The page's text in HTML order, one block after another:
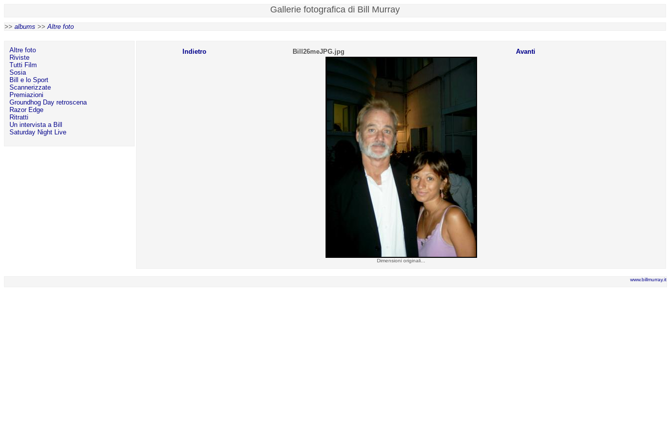
Gallerie fotografica di Bill Murray
>> albums >>Altre foto
Altre foto
Riviste
Tutti Film
Sosia
Bill e lo Sport
Scannerizzate
Premiazioni
Groundhog Day retroscena
Razor Edge
Ritratti
Un intervista a Bill
Saturday Night Live
Indietro Bill26meJPG.jpg Avanti
Dimensioni originali...
www.billmurray.it